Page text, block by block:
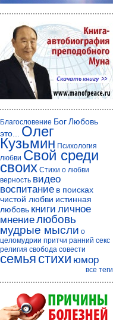
Благословение БогЛюбовь
это...
Олег
Кузьмин Психология
любви Свой среди
своих Стихи о любви
верность видео
воспитание в поисках
чистой любви истинная
любовь книги личное
мнениелюбовь
мудрые мысли о
целомудрии притчи ранний секс
религия свобода совести
семья стихи юмор
все теги